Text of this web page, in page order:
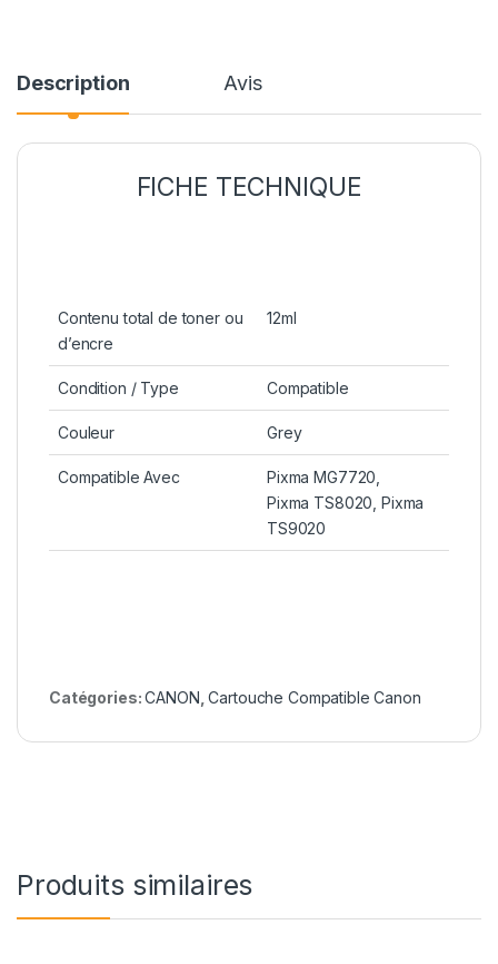
Description Avis
FICHE TECHNIQUE
Contenu total de toner ou
d’encre
12ml
Condition / Type Compatible
Couleur Grey
Compatible Avec
Pixma MG7720,
Pixma TS8020, Pixma
TS9020
Catégories:CANON,Cartouche Compatible Canon
Produits similaires